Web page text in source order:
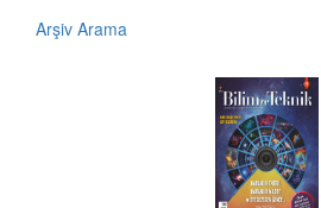
Arşiv Arama